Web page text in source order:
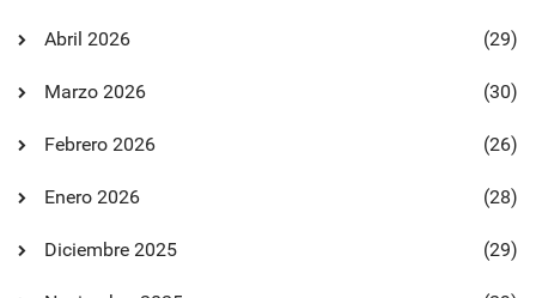
Abril 2026 (29)
Marzo 2026 (30)
Febrero 2026 (26)
Enero 2026 (28)
Diciembre 2025 (29)